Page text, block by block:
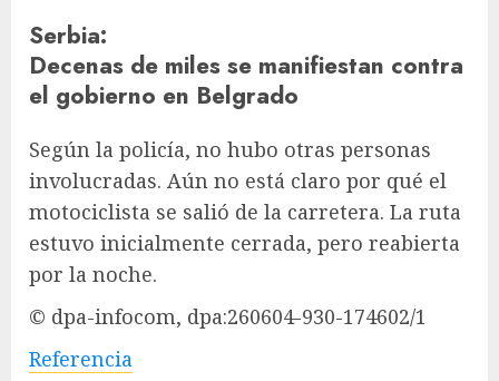
Serbia:
Decenas de miles se manifiestan contra
el gobierno en Belgrado
Según la policía, no hubo otras personas
involucradas. Aún no está claro por qué el
motociclista se salió de la carretera. La ruta
estuvo inicialmente cerrada, pero reabierta
por la noche.
© dpa-infocom, dpa:260604-930-174602/1
Referencia